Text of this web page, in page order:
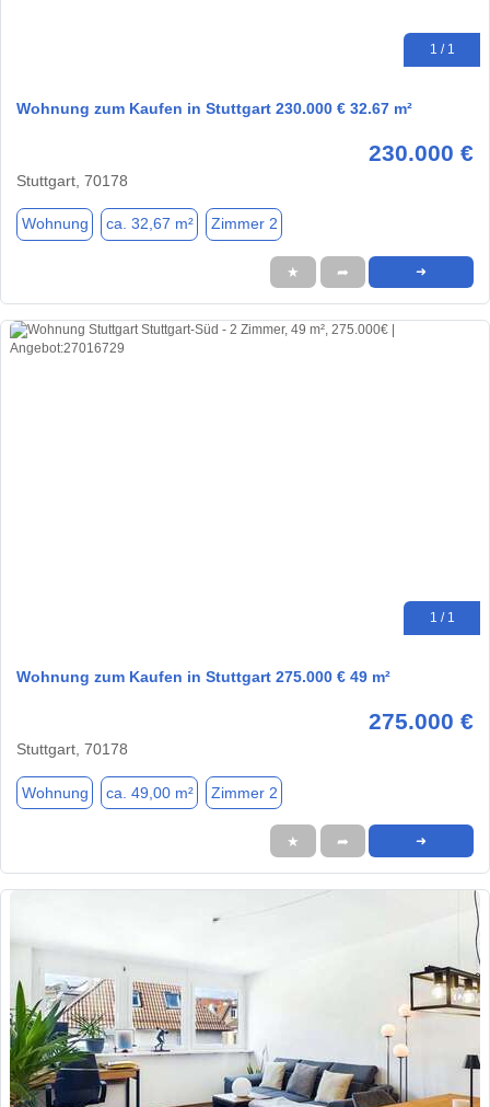
1 / 1
Wohnung zum Kaufen in Stuttgart 230.000 € 32.67 m²
230.000 €
Stuttgart, 70178
Wohnung ca. 32,67 m² Zimmer 2
★ ➦ ➜
1 / 1
Wohnung zum Kaufen in Stuttgart 275.000 € 49 m²
275.000 €
Stuttgart, 70178
Wohnung ca. 49,00 m² Zimmer 2
★ ➦ ➜